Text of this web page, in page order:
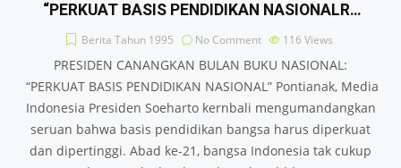
“PERKUAT BASIS PENDIDIKAN NASIONALR…
Berita Tahun 1995 No Comment 116 Views
PRESIDEN CANANGKAN BULAN BUKU NASIONAL:
“PERKUAT BASIS PENDIDIKAN NASIONAL” Pontianak, Media
Indonesia Presiden Soeharto kernbali mengumandangkan
seruan bahwa basis pendidikan bangsa harus diperkuat
dan dipertinggi. Abad ke-21, bangsa Indonesia tak cukup